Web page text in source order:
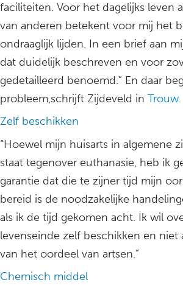
faciliteiten. Voor het dagelijks leven
van anderen betekent voor mij het
ondraaglijk lijden. In een brief aan
dat duidelijk beschreven en voor
gedetailleerd benoemd.” En daar
probleem,schrijft Zijdeveld in Trouw.
Zelf beschikken
“Hoewel mijn huisarts in algemene
staat tegenover euthanasie, heb ik
garantie dat die te zijner tijd mijn
bereid is de noodzakelijke
als ik de tijd gekomen acht. Ik wil
levenseinde zelf beschikken en niet
van het oordeel van artsen.”
Chemisch middel